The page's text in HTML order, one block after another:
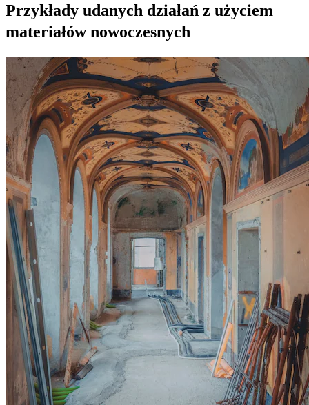
Przykłady udanych działań z użyciem
materiałów nowoczesnych